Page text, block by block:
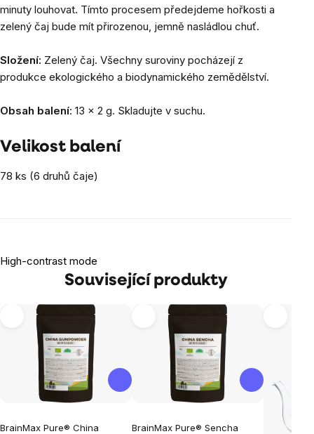
minuty louhovat. Tímto procesem předejdeme hořkosti a
zelený čaj bude mít přirozenou, jemně nasládlou chuť.
Složení: Zelený čaj. Všechny suroviny pocházejí z
produkce ekologického a biodynamického zemědělství.
Obsah balení: 13 x 2 g. Skladujte v suchu.
Velikost balení
78 ks (6 druhů čaje)
High-contrast mode
Související produkty
BrainMax Pure® China
BrainMax Pure® Sencha